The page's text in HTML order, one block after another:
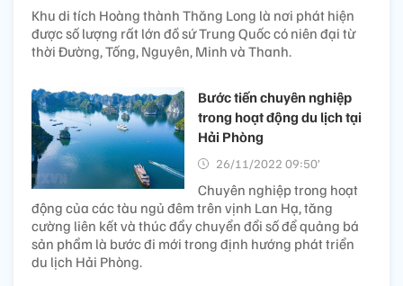
Khu di tích Hoàng thành Thăng Long là nơi phát hiện
được số lượng rất lớn đồ sứ Trung Quốc có niên đại từ
thời Đường, Tống, Nguyên, Minh và Thanh.
Bước tiến chuyên nghiệp
trong hoạt động du lịch tại
Hải Phòng
26/11/2022 09:50’
Chuyên nghiệp trong hoạt
động của các tàu ngủ đêm trên vịnh Lan Hạ, tăng
cường liên kết và thúc đẩy chuyển đổi số để quảng bá
sản phẩm là bước đi mới trong định hướng phát triển
du lịch Hải Phòng.